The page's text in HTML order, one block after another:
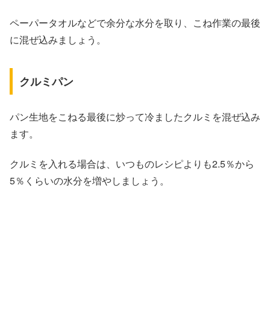
ペーパータオルなどで余分な水分を取り、こね作業の最後
に混ぜ込みましょう。
クルミパン
パン生地をこねる最後に炒って冷ましたクルミを混ぜ込み
ます。
クルミを入れる場合は、いつものレシピよりも2.5％から
5％くらいの水分を増やしましょう。